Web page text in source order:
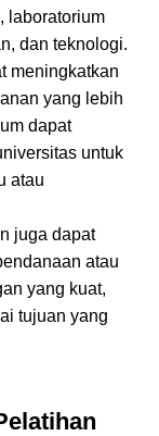
laboratorium
dan teknologi.
meningkatkan
yang lebih
dapat
untuk
atau
juga dapat
atau
yang kuat,
tujuan yang